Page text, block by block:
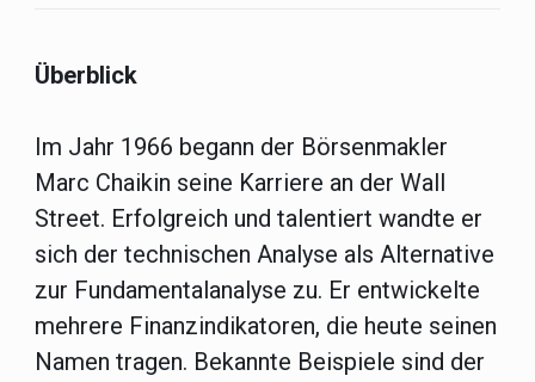
Überblick
Im Jahr 1966 begann der Börsenmakler
Marc Chaikin seine Karriere an der Wall
Street. Erfolgreich und talentiert wandte er
sich der technischen Analyse als Alternative
zur Fundamentalanalyse zu. Er entwickelte
mehrere Finanzindikatoren, die heute seinen
Namen tragen. Bekannte Beispiele sind der